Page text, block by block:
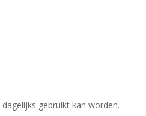
gebruikt kan worden.